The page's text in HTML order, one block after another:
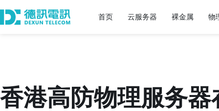
首页 云服务器 裸金属 物
香港高防物理服务